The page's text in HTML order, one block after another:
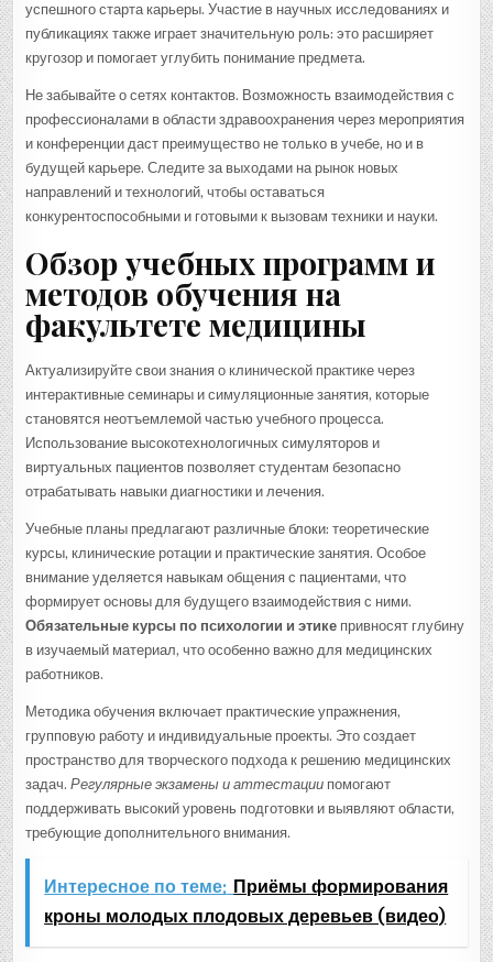
успешного старта карьеры. Участие в научных исследованиях и
публикациях также играет значительную роль: это расширяет
кругозор и помогает углубить понимание предмета.
Не забывайте о сетях контактов. Возможность взаимодействия с
профессионалами в области здравоохранения через мероприятия
и конференции даст преимущество не только в учебе, но и в
будущей карьере. Следите за выходами на рынок новых
направлений и технологий, чтобы оставаться
конкурентоспособными и готовыми к вызовам техники и науки.
Обзор учебных программ и
методов обучения на
факультете медицины
Актуализируйте свои знания о клинической практике через
интерактивные семинары и симуляционные занятия, которые
становятся неотъемлемой частью учебного процесса.
Использование высокотехнологичных симуляторов и
виртуальных пациентов позволяет студентам безопасно
отрабатывать навыки диагностики и лечения.
Учебные планы предлагают различные блоки: теоретические
курсы, клинические ротации и практические занятия. Особое
внимание уделяется навыкам общения с пациентами, что
формирует основы для будущего взаимодействия с ними.
Обязательные курсы по психологии и этике привносят глубину
в изучаемый материал, что особенно важно для медицинских
работников.
Методика обучения включает практические упражнения,
групповую работу и индивидуальные проекты. Это создает
пространство для творческого подхода к решению медицинских
задач.Регулярные экзамены и аттестации помогают
поддерживать высокий уровень подготовки и выявляют области,
требующие дополнительного внимания.
Интересное по теме: Приёмы формирования
кроны молодых плодовых деревьев (видео)